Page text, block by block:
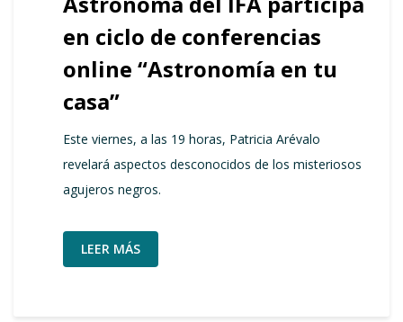
en ciclo de conferencias
online “Astronomía en tu
casa”
Este viernes, a las 19 horas, Patricia Arévalo
revelará aspectos desconocidos de los misteriosos
agujeros negros.
LEER MÁS